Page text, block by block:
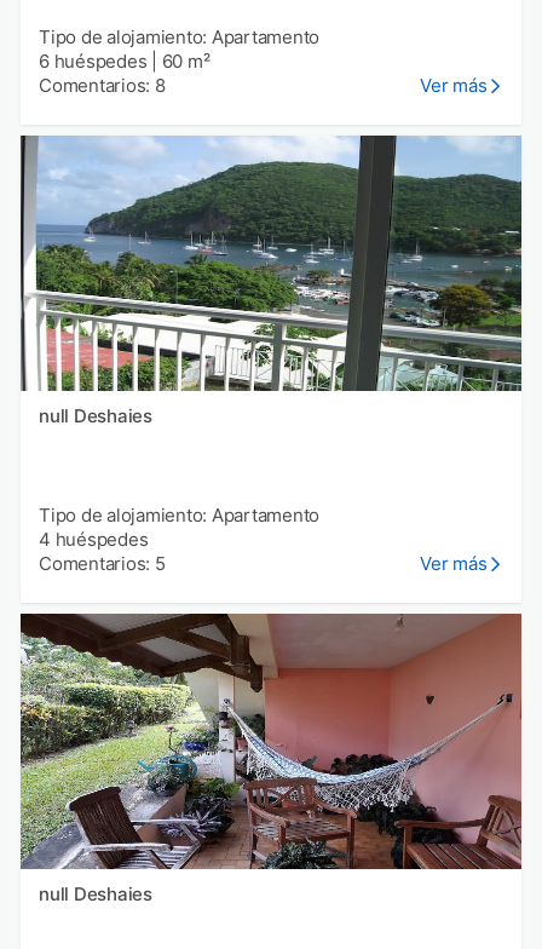
Tipo de alojamiento: Apartamento
6 huéspedes
60 m²
Comentarios: 8
Ver más
null Deshaies
Tipo de alojamiento: Apartamento
4 huéspedes
Comentarios: 5
Ver más
null Deshaies